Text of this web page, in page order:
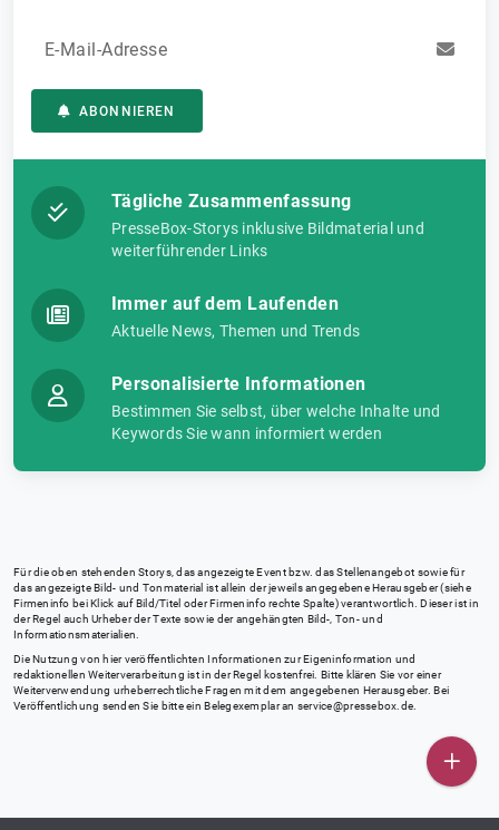
E-Mail-Adresse
ABONNIEREN
Tägliche Zusammenfassung
PresseBox-Storys inklusive Bildmaterial und
weiterführender Links
Immer auf dem Laufenden
Aktuelle News, Themen und Trends
Personalisierte Informationen
Bestimmen Sie selbst, über welche Inhalte und
Keywords Sie wann informiert werden
Für die oben stehenden Storys, das angezeigte Event bzw. das Stellenangebot sowie für
das angezeigte Bild- und Tonmaterial ist allein der jeweils angegebene Herausgeber (siehe
Firmeninfo bei Klick auf Bild/Titel oder Firmeninfo rechte Spalte) verantwortlich. Dieser ist in
der Regel auch Urheber der Texte sowie der angehängten Bild-, Ton- und
Informationsmaterialien.
Die Nutzung von hier veröffentlichten Informationen zur Eigeninformation und
redaktionellen Weiterverarbeitung ist in der Regel kostenfrei. Bitte klären Sie vor einer
Weiterverwendung urheberrechtliche Fragen mit dem angegebenen Herausgeber. Bei
Veröffentlichung senden Sie bitte ein Belegexemplar an service@pressebox.de